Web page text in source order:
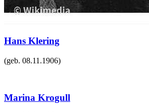
Hans Klering
(geb. 08.11.1906)
Marina Krogull